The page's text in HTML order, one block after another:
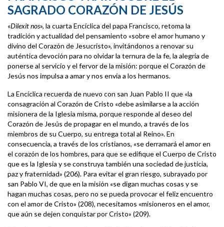
SAGRADO CORAZÓN DE JESÚS
«Dilexit nos», la cuarta Encíclica del papa Francisco, retoma la
tradición y actualidad del pensamiento «sobre el amor humano y
divino del Corazón de Jesucristo», invitándonos a renovar su
auténtica devoción para no olvidar la ternura de la fe, la alegría de
ponerse al servicio y el fervor de la misión: porque el Corazón de
Jesús nos impulsa a amar y nos envía a los hermanos.
La Encíclica recuerda de nuevo con san Juan Pablo II que «la
consagración al Corazón de Cristo «debe asimilarse a la acción
misionera de la Iglesia misma, porque responde al deseo del
Corazón de Jesús de propagar en el mundo, a través de los
miembros de su Cuerpo, su entrega total al Reino». En
consecuencia, a través de los cristianos, «se derramará el amor en
el corazón de los hombres, para que se edifique el Cuerpo de Cristo
que es la Iglesia y se construya también una sociedad de justicia,
paz y fraternidad» (206). Para evitar el gran riesgo, subrayado por
san Pablo VI, de que en la misión «se digan muchas cosas y se
hagan muchas cosas, pero no se pueda provocar el feliz encuentro
con el amor de Cristo» (208), necesitamos «misioneros en el amor,
que aún se dejen conquistar por Cristo» (209).